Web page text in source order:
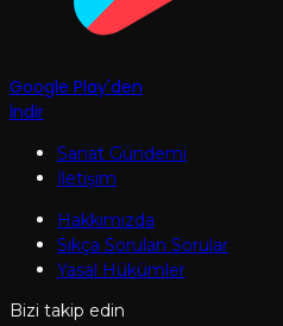
Google Play'den
İndir
Sanat Gündemi
İletişim
Hakkımızda
Sıkça Sorulan Sorular
Yasal Hükümler
Bizi takip edin